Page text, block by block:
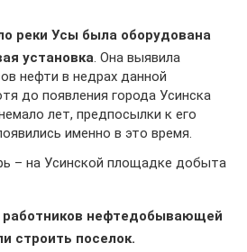
реки Усы была оборудована
установка . Она выявила
нефти в недрах данной
до появления города Усинска
лет, предпосылки к его
именно в это время.
– на Усинской площадке добыта
работников нефтедобывающей
строить поселок.